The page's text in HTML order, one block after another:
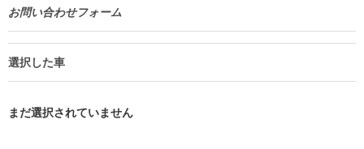
お問い合わせフォーム
選択した車
まだ選択されていません